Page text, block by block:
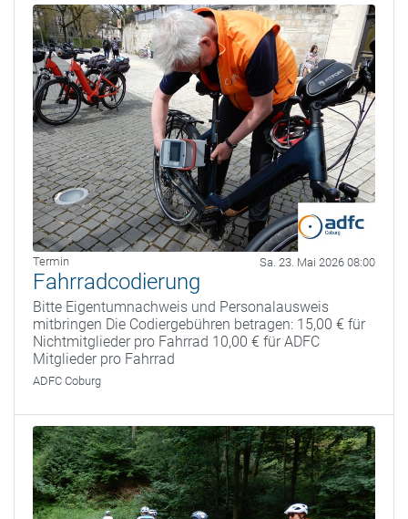
Termin Sa. 23. Mai 2026 08:00
Fahrradcodierung
Bitte Eigentumnachweis und Personalausweis
mitbringen Die Codiergebühren betragen: 15,00 € für
Nichtmitglieder pro Fahrrad 10,00 € für ADFC
Mitglieder pro Fahrrad
ADFC Coburg